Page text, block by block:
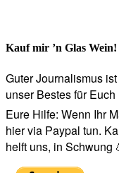
Kauf mir ’n Glas Wein!
Guter Journalismus
unser Bestes für
Eure Hilfe: Wenn Ihr
hier via Paypal tun.
helft uns, in Schwung